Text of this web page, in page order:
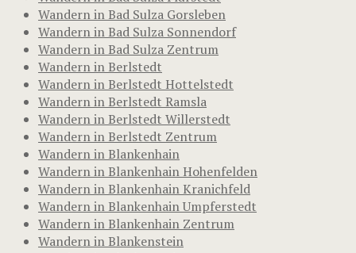
Wandern in Bad Sulza Gorsleben
Wandern in Bad Sulza Sonnendorf
Wandern in Bad Sulza Zentrum
Wandern in Berlstedt
Wandern in Berlstedt Hottelstedt
Wandern in Berlstedt Ramsla
Wandern in Berlstedt Willerstedt
Wandern in Berlstedt Zentrum
Wandern in Blankenhain
Wandern in Blankenhain Hohenfelden
Wandern in Blankenhain Kranichfeld
Wandern in Blankenhain Umpferstedt
Wandern in Blankenhain Zentrum
Wandern in Blankenstein